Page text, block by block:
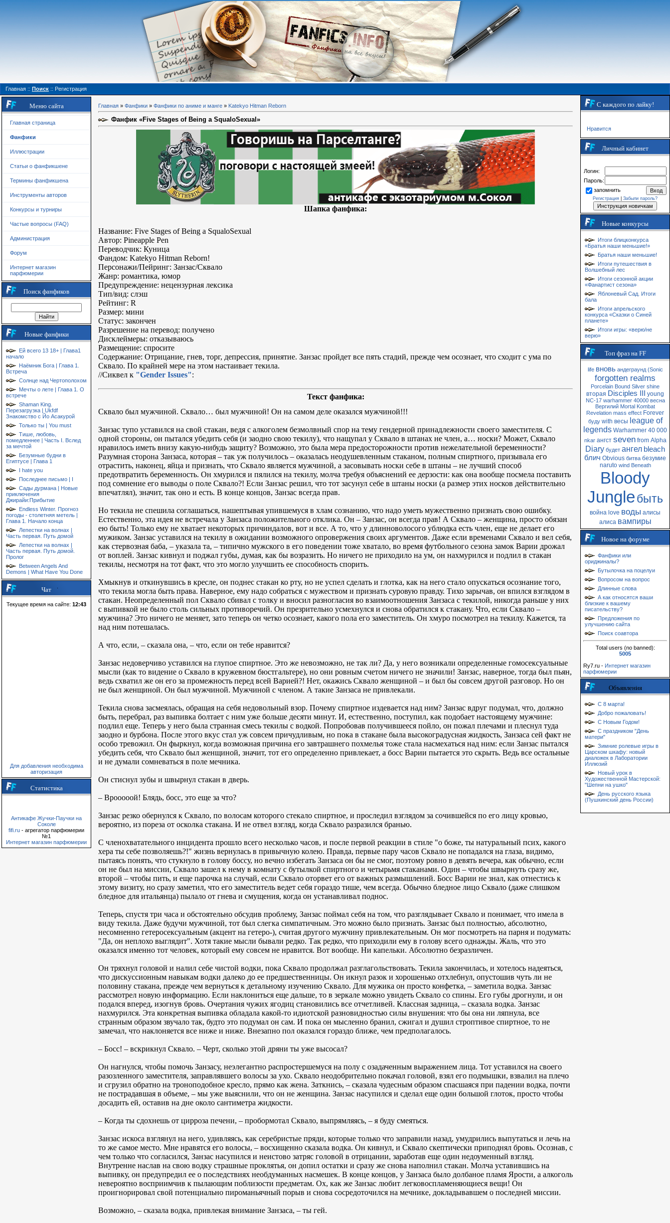
Главная :: Поиск :: Регистрация
Меню сайта
Главная страница
Фанфики
Иллюстрации
Статьи о фанфикшене
Термины фанфикшена
Инструменты авторов
Конкурсы и турниры
Частые вопросы (FAQ)
Администрация
Форум
Интернет магазин
парфюмерии
Поиск фанфиков
Новые фанфики
Ей всего 13 18+ | Глава1
начало
Наёмник Бога | Глава 1.
Встреча
Солнце над Чертополохом
Мечты о лете | Глава 1. О
встрече
Shaman King.
Перезагрузка | Ukfdf
Знакомство с Йо Асакурой
Только ты | You must
Тише, любовь,
помедленнее | Часть I. Вслед
за мечтой
Безумные будни в
Египтусе | Глава 1
I hate you
Последнее письмо | I
Сады дурмана | Новые
приключения
Джирайи:Прибытие
Endless Winter. Прогноз
погоды - столетняя метель |
Глава 1. Начало конца
Лепестки на волнах |
Часть первая. Путь домой
Лепестки на волнах |
Часть первая. Путь домой.
Пролог
Between Angels And
Demons | What Have You Done
Чат
Текущее время на сайте: 12:43
Для добавления необходима
авторизация
Статистика
Антикафе Жучки-Паучки на
Соколе
fifi.ru - агрегатор парфюмерии
№1
Интернет магазин парфюмерии
Главная » Фанфики » Фанфики по аниме и манге » Katekyo Hitman Reborn
Фанфик «Five Stages of Being a SqualoSexual»
Шапка фанфика:
Название: Five Stages of Being a SqualoSexual
Автор: Pineapple Pen
Переводчик: Куница
Фандом: Katekyo Hitman Reborn!
Персонажи/Пейринг: Занзас/Сквало
Жанр: романтика, юмор
Предупреждение: нецензурная лексика
Тип/вид: слэш
Рейтинг: R
Размер: мини
Статус: закончен
Разрешение на перевод: получено
Дисклеймеры: отказываюсь
Размещение: спросите
Содержание: Отрицание, гнев, торг, депрессия, принятие. Занзас пройдет все пять стадий, прежде чем осознает, что сходит с ума по
Сквало. По крайней мере на этом настаивает текила.
//Сиквел к "Gender Issues":
Текст фанфика:
Сквало был мужчиной. Сквало… был мужчиной! Он на самом деле оказался мужчиной!!!
Занзас тупо уставился на свой стакан, ведя с алкоголем безмолвный спор на тему гендерной принадлежности своего заместителя. С
одной стороны, он пытался убедить себя (и заодно свою текилу), что нащупал у Сквало в штанах не член, а… носки? Может, Сквало
нравилось иметь внизу какую-нибудь защиту? Возможно, это была мера предосторожности против нежелательной беременности?
Разумная сторона Занзаса, которая – так уж получилось – оказалась неодушевленным стаканом, полным спиртного, призывала его
отрастить, наконец, яйца и признать, что Сквало является мужчиной, а засовывать носки себе в штаны – не лучший способ
предотвратить беременность. Он хмурился и пялился на текилу, молча требуя объяснений ее дерзости: как она вообще посмела поставить
под сомнение его выводы о поле Сквало?! Если Занзас решил, что тот засунул себе в штаны носки (а размер этих носков действительно
впечатлял), значит, так оно и есть. В конце концов, Занзас всегда прав.
Но текила не спешила соглашаться, нашептывая упившемуся в хлам сознанию, что надо уметь мужественно признать свою ошибку.
Естественно, эта идея не встречала у Занзаса положительного отклика. Он – Занзас, он всегда прав! А Сквало – женщина, просто обязан
ею быть! Только ему не хватает некоторых причиндалов, вот и все. А то, что у длинноволосого ублюдка есть член, еще не делает его
мужиком. Занзас уставился на текилу в ожидании возможного опровержения своих аргументов. Даже если временами Сквало и вел себя,
как стервозная баба, – указала та, – типично мужского в его поведении тоже хватало, во время футбольного сезона замок Варии дрожал
от воплей. Занзас кивнул и поджал губы, думая, как бы возразить. Но ничего не приходило на ум, он нахмурился и подлил в стакан
текилы, несмотря на тот факт, что это могло улучшить ее способность спорить.
Хмыкнув и откинувшись в кресле, он поднес стакан ко рту, но не успел сделать и глотка, как на него стало опускаться осознание того,
что текила могла быть права. Наверное, ему надо собраться с мужеством и признать суровую правду. Тихо зарычав, он впился взглядом в
стакан. Неопределенный пол Сквало сбивал с толку и вносил разногласия во взаимоотношения Занзаса с текилой, никогда раньше у них
с выпивкой не было столь сильных противоречий. Он презрительно усмехнулся и снова обратился к стакану. Что, если Сквало –
мужчина? Это ничего не меняет, зато теперь он четко осознает, какого пола его заместитель. Он хмуро посмотрел на текилу. Кажется, та
над ним потешалась.
А что, если, – сказала она, – что, если он тебе нравится?
Занзас недоверчиво уставился на глупое спиртное. Это же невозможно, не так ли? Да, у него возникали определенные гомосексуальные
мысли (как то видение о Сквало в кружевном бюстгальтере), но они ровным счетом ничего не значили! Занзас, наверное, тогда был пьян,
ведь схватил же он его за промежность перед всей Варией?! Нет, окажись Сквало женщиной – и был бы совсем другой разговор. Но он
не был женщиной. Он был мужчиной. Мужчиной с членом. А такие Занзаса не привлекали.
Текила снова засмеялась, обращая на себя недовольный взор. Почему спиртное издевается над ним? Занзас вдруг подумал, что, должно
быть, перебрал, раз выпивка болтает с ним уже больше десяти минут. И, естественно, поступил, как подобает настоящему мужчине:
подлил еще. Теперь у него была странная смесь текилы с водкой. Попробовав получившееся пойло, он пожал плечами и плеснул туда
заодно и бурбона. После этого вкус стал уж совсем причудливым, но пока в стакане была высокоградусная жидкость, Занзаса сей факт не
особо тревожил. Он фыркнул, когда возможная причина его завтрашнего похмелья тоже стала насмехаться над ним: если Занзас пытался
убедить себя, что Сквало был женщиной, значит, тот его определенно привлекает, а босс Варии пытается это скрыть. Ведь все остальные
и не думали сомневаться в поле мечника.
Он стиснул зубы и швырнул стакан в дверь.
– Врооооой! Блядь, босс, это еще за что?
Занзас резко обернулся к Сквало, по волосам которого стекало спиртное, и проследил взглядом за сочившейся по его лицу кровью,
вероятно, из пореза от осколка стакана. И не отвел взгляд, когда Сквало разразился бранью.
С членохватательного инцидента прошло всего несколько часов, и после первой реакции в стиле "о боже, ты натуральный псих, какого
хера ты себе позволяешь?!" жизнь вернулась в привычную колею. Правда, первые пару часов Сквало не попадался на глаза, видимо,
пытаясь понять, что стукнуло в голову боссу, но вечно избегать Занзаса он бы не смог, поэтому ровно в девять вечера, как обычно, если
он не был на миссии, Сквало зашел к нему в комнату с бутылкой спиртного и четырьмя стаканами. Один – чтобы швырнуть сразу же,
второй – чтобы пить, и еще парочка на случай, если Сквало оторвет его от важных размышлений. Босс Варии не знал, как отнестись к
этому визиту, но сразу заметил, что его заместитель ведет себя гораздо тише, чем всегда. Обычно бледное лицо Сквало (даже слишком
бледное для итальянца) пылало от гнева и смущения, когда он устанавливал поднос.
Теперь, спустя три часа и обстоятельно обсудив проблему, Занзас поймал себя на том, что разглядывает Сквало и понимает, что имела в
виду текила. Даже будучи мужчиной, тот был слегка симпатичным. Это можно было признать. Занзас был полностью, абсолютно,
несомненно гетеросексуальным (акцент на гетеро-), считая другого мужчину привлекательным. Он мог посмотреть на парня и подумать:
"Да, он неплохо выглядит". Хотя такие мысли бывали редко. Так редко, что приходили ему в голову всего однажды. Жаль, что это
оказался именно тот человек, который ему совсем не нравится. Вот вообще. Ни капельки. Абсолютно безразличен.
Он тряхнул головой и налил себе чистой водки, пока Сквало продолжал разглагольствовать. Текила закончилась, и хотелось надеяться,
что дискуссионным навыкам водки далеко до ее предшественницы. Он икнул разок и хорошенько отхлебнул, опустошив чуть ли не
половину стакана, прежде чем вернуться к детальному изучению Сквало. Для мужика он просто конфетка, – заметила водка. Занзас
рассмотрел новую информацию. Если наклониться еще дальше, то в зеркале можно увидеть Сквало со спины. Его губы дрогнули, и он
подался вперед, изогнув бровь. Очертания чужих ягодиц становились все отчетливей. Классная задница, – сказала водка. Занзас
нахмурился. Эта конкретная выпивка обладала какой-то идиотской разновидностью силы внушения: что бы она ни ляпнула, все
странным образом звучало так, будто это подумал он сам. И пока он мысленно бранил, сжигал и душил строптивое спиртное, то не
замечал, что наклоняется все ниже и ниже. Внезапно пол оказался гораздо ближе, чем предполагалось.
– Босс! – вскрикнул Сквало. – Черт, сколько этой дряни ты уже высосал?
Он нагнулся, чтобы помочь Занзасу, неэлегантно распростершемуся на полу с озадаченным выражением лица. Тот уставился на своего
разозленного заместителя, заправлявшего волосы за ухо. Сквало неодобрительно покачал головой, взял его подмышки, взвалил на плечо
и сгрузил обратно на троноподобное кресло, прямо как жена. Заткнись, – сказала чудесным образом спасшаяся при падении водка, почти
не пострадавшая в объеме, – мы уже выяснили, что он не женщина. Занзас насупился и сделал еще один большой глоток, просто чтобы
досадить ей, оставив на дне около сантиметра жидкости.
– Когда ты сдохнешь от цирроза печени, – пробормотал Сквало, выпрямляясь, – я буду смеяться.
Занзас искоса взглянул на него, удивляясь, как серебристые пряди, которые только что заправили назад, умудрились выпутаться и лечь на
то же самое место. Мне нравятся его волосы, – восхищенно сказала водка. Он кивнул, и Сквало скептически приподнял бровь. Осознав, с
чем только что согласился, Занзас насупился и неистово затряс головой в отрицании, заработав еще один недоуменный взгляд.
Внутренне наслав на свою водку страшные проклятья, он допил остатки и сразу же снова наполнил стакан. Молча уставившись на
выпивку, он предупредил ее о последствиях необдуманных насмешек. В конце концов, у Занзаса было долбаное пламя Ярости, а алкоголь
невероятно восприимчив к пылающим поблизости предметам. Ох, как же Занзас любит легковоспламеняющиеся вещи! Он
проигнорировал свой потенциально пироманьячный порыв и снова сосредоточился на мечнике, докладывавшем о последней миссии.
Возможно, – сказала водка, привлекая внимание Занзаса, – ты гей.
С каждого по лайку!
Нравится
Личный кабинет
Логин:
Пароль:
запомнить
Регистрация Забыли пароль?
Новые конкурсы
Итоги блицконкурса
«Братья наши меньшие!»
Братья наши меньшие!
Итоги путешествия в
Волшебный лес
Итоги сезонной акции
«Фанартист сезона»
Яблоневый Сад. Итоги
бала
Итоги апрельского
конкурса «Сказки о Синей
планете»
Итоги игры: «верю/не
верю»
Топ фраз на FF
life вновь андеграунд (Sonic
forgotten realms
Porcelain Bound Silver shine
вторая Disciples III young
NC-17 warhammer 40000 весна
Вергилий Mortal Kombat
Revelation mass effect Forever
буду with весы league of
legends Warhammer 40 000
nkar ангст seven from Alpha
Diary будет ангел bleach
блич Obvious битва безумие
naruto wind Beneath
Bloody
Jungleбыть
война love воды алисы
алиса вампиры
Новое на форуме
Фанфики или
ориджиналы?
Бутылочка на поцелуи
Вопросом на вопрос
Длинные слова
А как относятся ваши
близкие к вашему
писательству?
Предложения по
улучшению сайта
Поиск соавтора
Total users (no banned):
5005
Ry7.ru - Интернет магазин
парфюмерии
Объявления
С 8 марта!
Добро пожаловать!
С Новым Годом!
С праздником "День
матери"
Зимние ролевые игры в
Царском шкафу: новый
диаложек в Лаборатории
Иллюзий
Новый урок в
Художественной Мастерской:
"Шепни на ушко"
День русского языка
(Пушкинский день России)